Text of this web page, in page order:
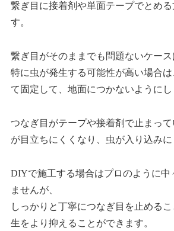
繋ぎ目に接着剤や単面テープでとめる
す。
繋ぎ目がそのままでも問題ないケース
特に虫が発生する可能性が高い場合
て固定して、地面につかないようにし
つなぎ目がテープや接着剤で止まっ
が目立ちにくくなり、虫が入り込みに
DIYで施工する場合はプロのように中
ませんが、
しっかりと丁寧につなぎ目を止める
生をより抑えることができます。